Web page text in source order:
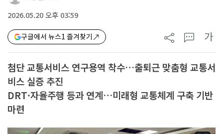
2026.05.20 오후 03:59
구글에서 뉴스1 즐겨찾기 가
첨단 교통서비스 연구용역 착수…출퇴근 맞춤형 교통서
비스 실증 추진
DRT·자율주행 등과 연계…미래형 교통체계 구축 기반
마련